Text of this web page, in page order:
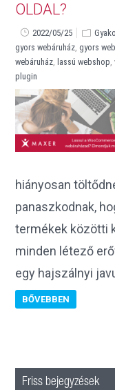
OLDAL?
2022/05/25
gyors webáruház,gyors
webáruház, lassú webshop,
plugin
hiányosan
panaszkodnak,
termékek közötti
minden létező
egy hajszálnyi
BŐVEBBEN
Friss bejegyzések